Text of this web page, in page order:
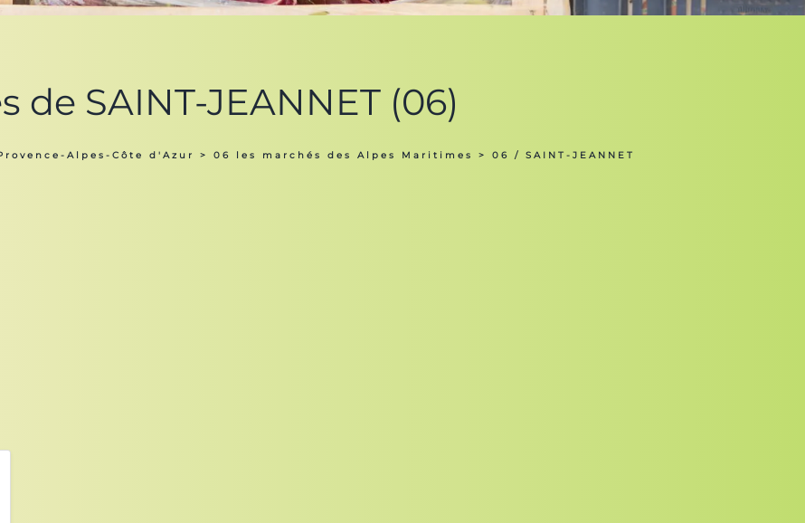
de SAINT-JEANNET (06)
Alpes-Côte d'Azur > 06 les marchés des Alpes Maritimes > 06 / SAINT-JEANNET